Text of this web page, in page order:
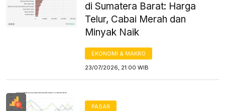
di Sumatera Barat: Harga
Telur, Cabai Merah dan
Minyak Naik
EKONOMI & MAKRO
23/07/2026, 21:00 WIB
PASAR